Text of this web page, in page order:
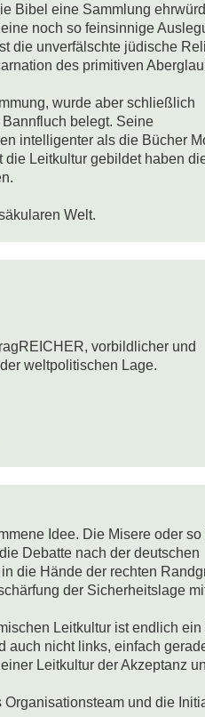
Bibel eine Sammlung
noch so feinsinnige
die unverfälschte jüdische
des primitiven
wurde aber schließlich
belegt. Seine
intelligenter als die Bücher
die Leitkultur gebildet haben
Welt.
vorbildlicher und
weltpolitischen Lage.
Idee. Die Misere oder so
Debatte nach der deutschen
die Hände der rechten
der Sicherheitslage
Leitkultur ist endlich ein
auch nicht links, einfach
Leitkultur der Akzeptanz
und die